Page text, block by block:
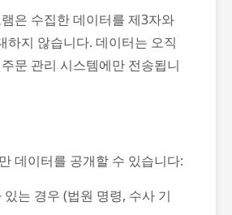
은 수집한 데이터를 제3자와
하지 않습니다. 데이터는 오직
문 관리 시스템에만 전송됩니
데이터를 공개할 수 있습니다:
있는 경우 (법원 명령, 수사 기